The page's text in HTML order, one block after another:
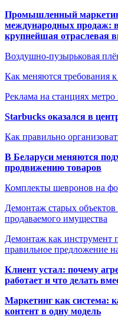
Промышленный
международных продаж:
крупнейшая отраслевая
Воздушно-пузырьковая
Как меняются требования
Реклама на станциях
Starbucks оказался в
Как правильно
В Беларуси меняются
продвижению товаров
Комплекты шевронов на
Демонтаж старых объектов
продаваемого имущества
Демонтаж как инструмент
правильное предложение
Клиент устал: почему
работает и что делать
Маркетинг как система:
контент в одну модель